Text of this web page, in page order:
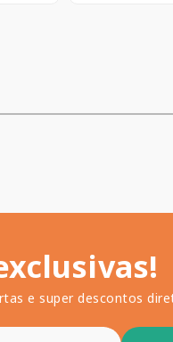
e super descontos